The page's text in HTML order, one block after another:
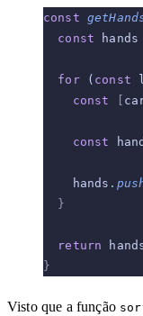
const
  const
  for
( const
    const
[
    const
    hands
.
  }
  return
}
Visto que a função